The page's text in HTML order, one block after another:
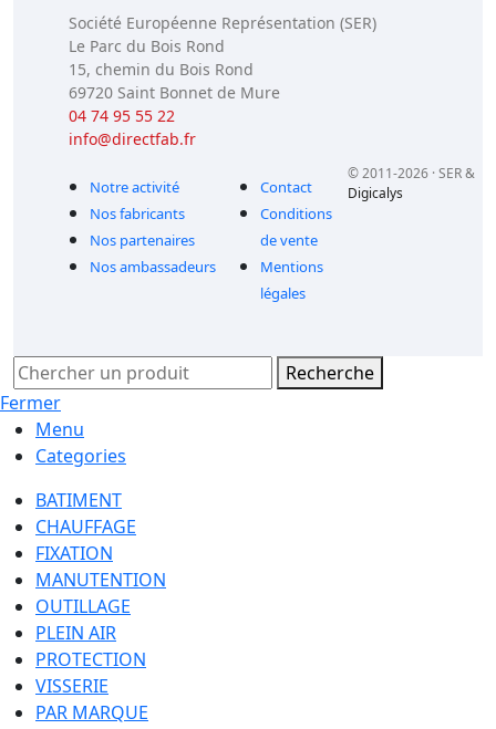
Société Européenne Représentation (SER)
Le Parc du Bois Rond
15, chemin du Bois Rond
69720 Saint Bonnet de Mure
04 74 95 55 22
info@directfab.fr
Notre activité
Nos fabricants
Nos partenaires
Nos ambassadeurs
Contact
Conditions
de vente
Mentions
légales
© 2011-2026 · SER &
Digicalys
Recherche
Fermer
Menu
Categories
BATIMENT
CHAUFFAGE
FIXATION
MANUTENTION
OUTILLAGE
PLEIN AIR
PROTECTION
VISSERIE
PAR MARQUE